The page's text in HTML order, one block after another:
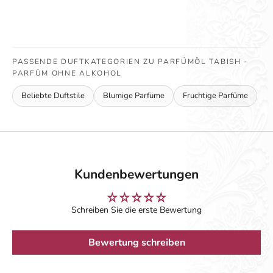
PASSENDE DUFTKATEGORIEN ZU PARFÜMÖL TABISH -
PARFÜM OHNE ALKOHOL
Beliebte Duftstile Blumige Parfüme Fruchtige Parfüme
Kundenbewertungen
Schreiben Sie die erste Bewertung
Bewertung schreiben